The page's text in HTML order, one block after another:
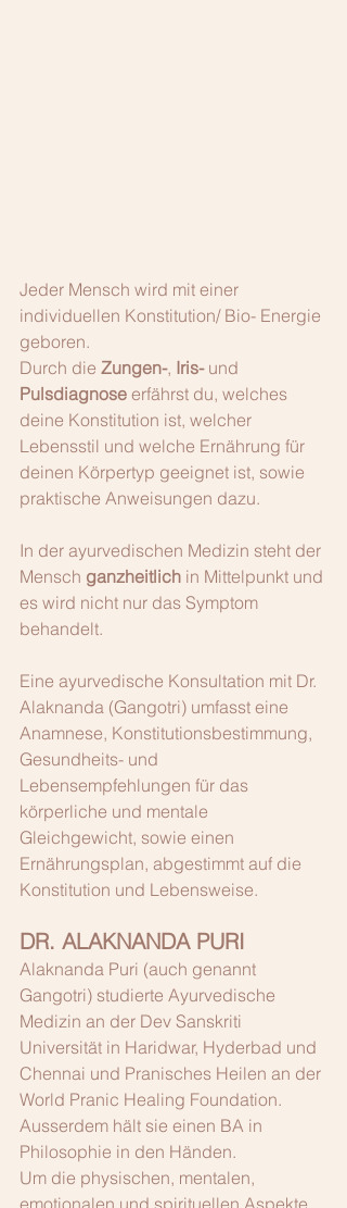
Jeder Mensch wird mit einer
individuellen Konstitution/ Bio- Energie
geboren.
Durch die Zungen-, Iris- und
Pulsdiagnose erfährst du, welches
deine Konstitution ist, welcher
Lebensstil und welche Ernährung für
deinen Körpertyp geeignet ist, sowie
praktische Anweisungen dazu.
In der ayurvedischen Medizin steht der
Mensch ganzheitlich in Mittelpunkt und
es wird nicht nur das Symptom
behandelt.
Eine ayurvedische Konsultation mit Dr.
Alaknanda (Gangotri) umfasst eine
Anamnese, Konstitutionsbestimmung,
Gesundheits- und
Lebensempfehlungen für das
körperliche und mentale
Gleichgewicht, sowie einen
Ernährungsplan, abgestimmt auf die
Konstitution und Lebensweise.
DR. ALAKNANDA PURI
Alaknanda Puri (auch genannt
Gangotri) studierte Ayurvedische
Medizin an der Dev Sanskriti
Universität in Haridwar, Hyderbad und
Chennai und Pranisches Heilen an der
World Pranic Healing Foundation.
Ausserdem hält sie einen BA in
Philosophie in den Händen.
Um die physischen, mentalen,
emotionalen und spirituellen Aspekte